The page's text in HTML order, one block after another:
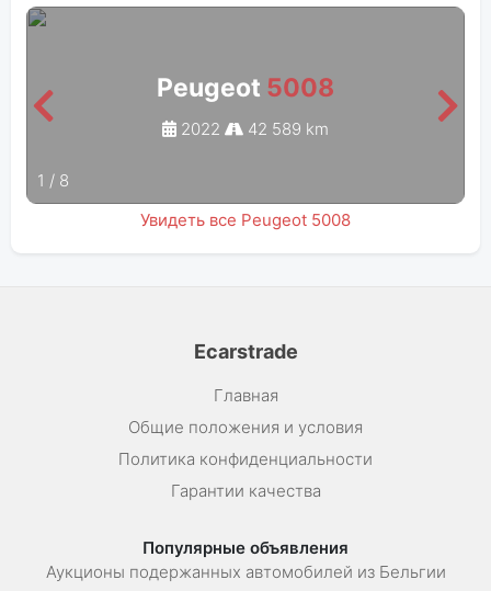
Peugeot 5008
2022 42 589 km
1 / 8
Увидеть все Peugeot 5008
Ecarstrade
Главная
Общие положения и условия
Политика конфиденциальности
Гарантии качества
Популярные объявления
Аукционы подержанных автомобилей из Бельгии